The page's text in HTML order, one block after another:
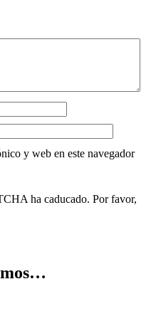
y web en este navegador
ha caducado. Por favor,